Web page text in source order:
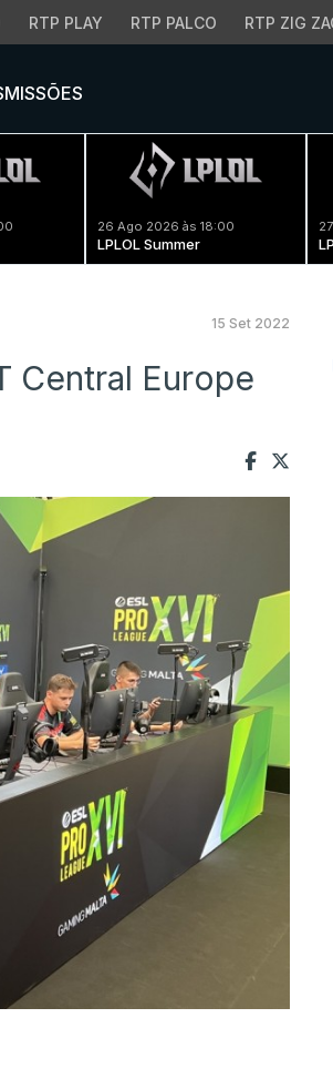
RTP PLAY RTP PALCO RTP ZIG
26 Ago 2026 às 18:00
LPLOL Summer
15 Set 2022
Central Europe